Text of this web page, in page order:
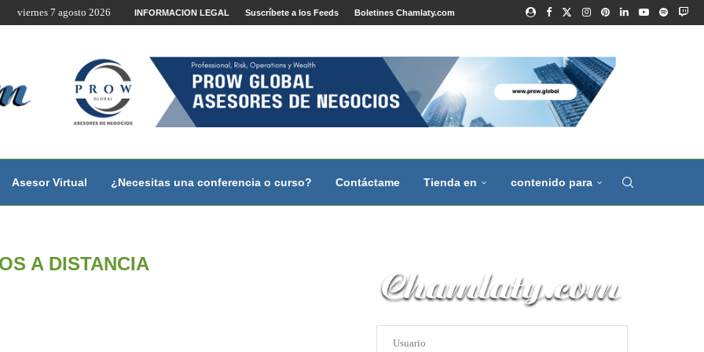
por Internet y Videoconferencia.
viernes 7 agosto 2026 INFORMACION LEGAL Suscríbete a los Feeds Boletines Chamlaty.com
Asesor Virtual ¿Necesitas una conferencia o curso? Contáctame Tienda en contenido para
A DISTANCIA